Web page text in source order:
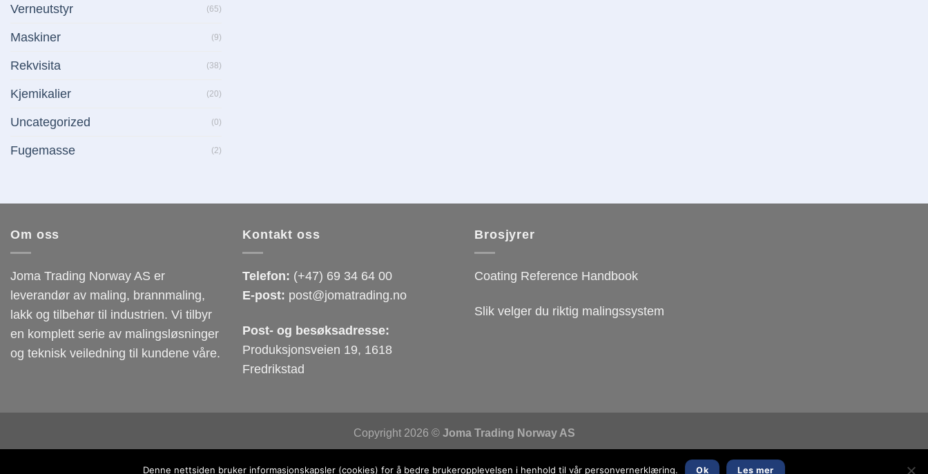
Verneutstyr (65)
Maskiner (9)
Rekvisita (38)
Kjemikalier (20)
Uncategorized (0)
Fugemasse (2)
Om oss
Joma Trading Norway AS er
leverandør av maling, brannmaling,
lakk og tilbehør til industrien. Vi tilbyr
en komplett serie av malingsløsninger
og teknisk veiledning til kundene våre.
Kontakt oss
Telefon: (+47) 69 34 64 00
E-post: post@jomatrading.no
Post- og besøksadresse:
Produksjonsveien 19, 1618
Fredrikstad
Brosjyrer
Coating Reference Handbook
Slik velger du riktig malingssystem
Copyright 2026 © Joma Trading Norway AS
Denne nettsiden bruker informasjonskapsler (cookies) for å bedre brukeropplevelsen i henhold til vår personvernerklæring. Ok Les mer